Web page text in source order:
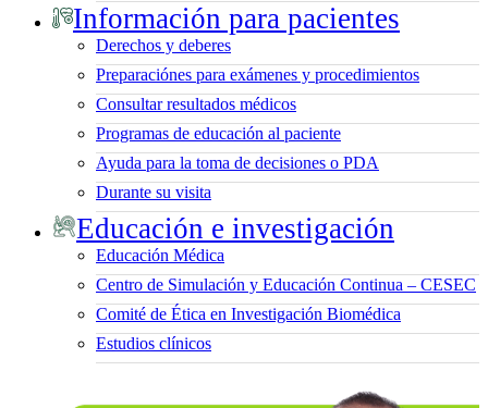
Información para pacientes
Derechos y deberes
Preparaciónes para exámenes y procedimientos
Consultar resultados médicos
Programas de educación al paciente
Ayuda para la toma de decisiones o PDA
Durante su visita
Educación e investigación
Educación Médica
Centro de Simulación y Educación Continua – CESEC
Comité de Ética en Investigación Biomédica
Estudios clínicos